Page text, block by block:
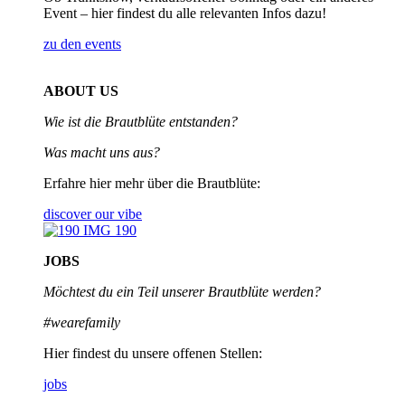
Event – hier findest du alle relevanten Infos dazu!
zu den events
ABOUT US
Wie ist die Brautblüte entstanden?
Was macht uns aus?
Erfahre hier mehr über die Brautblüte:
discover our vibe
JOBS
Möchtest du ein Teil unsererBrautblüte werden?
#wearefamily
Hier findest du unsere offenen Stellen:
jobs